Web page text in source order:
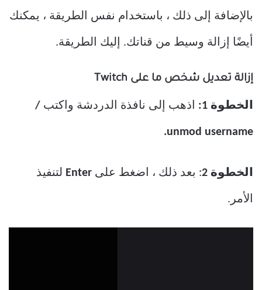
بالإضافة إلى ذلك ، باستخدام نفس الطريقة ، يمكنك
أيضًا إزالة وسيط من قناتك. إليك الطريقة.
إزالة تعديل شخص ما على Twitch
الخطوة 1: اذهب إلى نافذة الدردشة واكتب /
unmod username.
الخطوة 2 : بعد ذلك ، اضغط على Enter لتنفيذ
الأمر.